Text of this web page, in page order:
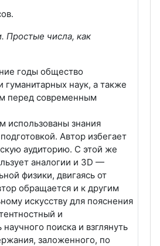
Простые числа, как
годы общество
наук, а также
перед современным
использованы знания
Автор избегает
аудиторию. С этой же
аналогии и 3D —
физики, двигаясь от
обращается и к другим
искусству для пояснения
и
поиска и взглянуть
заложенного, по